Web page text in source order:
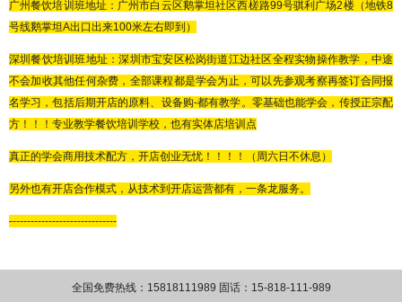
广州餐饮培训班地址：广州市白云区鹅掌坦社区西槎路99号骐利广场2楼（地铁8
号线鹅掌坦A出口出来100米左右即到）
深圳餐饮培训班地址：深圳市宝安区松岗街道江边社区全程实物操作教学，中途
不会加收其他任何杂费，全部课程都是学会为止，可以先参观考察再签订合同报
名学习，包括后期开店的原料、设备购-都有教学。零基础也能学会，传授正宗配
方！！！专业教学餐饮培训学校，也有实体店培训点
真正的学会商用技术配方，开店创业无忧！！！！（周六日不休息）
另外也有开店合作模式，从技术到开店运营都有，一条龙服务。
------------------------------
全国免费热线：15818111989 固话：15-818-111-989